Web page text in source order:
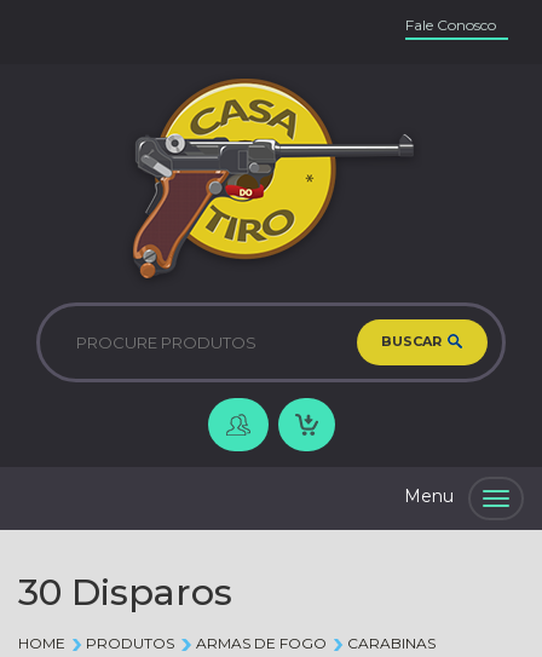
Fale Conosco
BUSCAR
30 Disparos
HOME PRODUTOS ARMAS DE FOGO
CARABINAS